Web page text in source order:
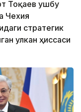
Тоқаев ушбу
Чехия
стратегик
улкан ҳиссаси